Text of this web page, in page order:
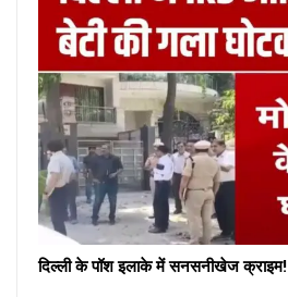
दिल्ली के पॉश इलाके में सनसनीखेज क्राइम!